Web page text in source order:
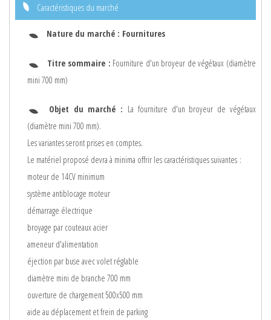
Caractéristiques du marché
Nature du marché : Fournitures
Titre sommaire : Fourniture d'un broyeur de végétaux (diamètre
mini 700 mm)
Objet du marché : La fourniture d'un broyeur de végétaux
(diamètre mini 700 mm).
Les variantes seront prises en comptes.
Le matériel proposé devra à minima offrir les caractéristiques suivantes :
moteur de 14CV minimum
système antiblocage moteur
démarrage électrique
broyage par couteaux acier
ameneur d'alimentation
éjection par buse avec volet réglable
diamètre mini de branche 700 mm
ouverture de chargement 500x500 mm
aide au déplacement et frein de parking